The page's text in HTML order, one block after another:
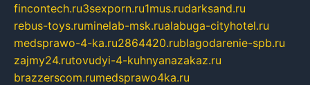
fincontech.ru3sexporn.ru1mus.rudarksand.ru
rebus-toys.ruminelab-msk.rualabuga-cityhotel.ru
medsprawo-4-ka.ru2864420.rublagodarenie-spb.ru
zajmy24.rutovudyi-4-kuhnyanazakaz.ru
brazzerscom.rumedsprawo4ka.ru